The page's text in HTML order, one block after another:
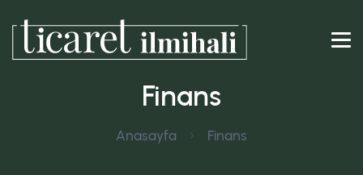
Finans
Anasayfa Finans